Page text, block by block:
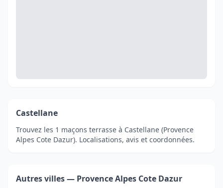
Castellane
Trouvez les 1 maçons terrasse à Castellane (Provence
Alpes Cote Dazur). Localisations, avis et coordonnées.
Autres villes — Provence Alpes Cote Dazur